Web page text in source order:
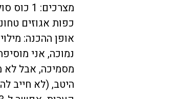
כפות אגוזים
אופן ההכנה:
נמוכה, אני
מסמיכה, אבל לא
היטב, (לא חייב